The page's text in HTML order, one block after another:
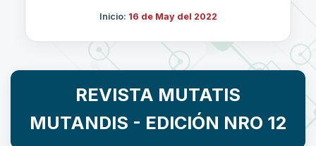
Inicio: 16 de May del 2022
REVISTA MUTATIS
MUTANDIS - EDICIÓN NRO 12